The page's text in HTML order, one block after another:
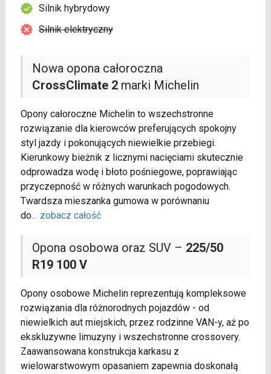
Nowa opona całoroczna
CrossClimate 2marki Michelin
Opony całoroczne Michelin to wszechstronne
rozwiązanie dla kierowców preferujących spokojny
styl jazdy i pokonujących niewielkie przebiegi.
Kierunkowy bieżnik z licznymi nacięciami skutecznie
odprowadza wodę i błoto pośniegowe, poprawiając
przyczepność w różnych warunkach pogodowych.
Twardsza mieszanka gumowa w porównaniu
do... zobacz całość
Opona osobowa oraz SUV – 225/50
R19 100 V
Opony osobowe Michelin reprezentują kompleksowe
rozwiązania dla różnorodnych pojazdów - od
niewielkich aut miejskich, przez rodzinne VAN-y, aż po
ekskluzywne limuzyny i wszechstronne crossovery.
Zaawansowana konstrukcja karkasu z
wielowarstwowym opasaniem zapewnia doskonałą
Silnik hybrydowy
Silnik elektryczny